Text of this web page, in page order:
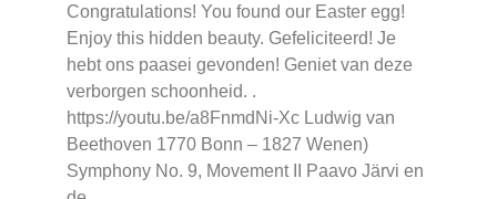
Congratulations! You found our Easter egg!
Enjoy this hidden beauty. Gefeliciteerd! Je
hebt ons paasei gevonden! Geniet van deze
verborgen schoonheid. .
https://youtu.be/a8FnmdNi-Xc Ludwig van
Beethoven 1770 Bonn – 1827 Wenen)
Symphony No. 9, Movement II Paavo Järvi en